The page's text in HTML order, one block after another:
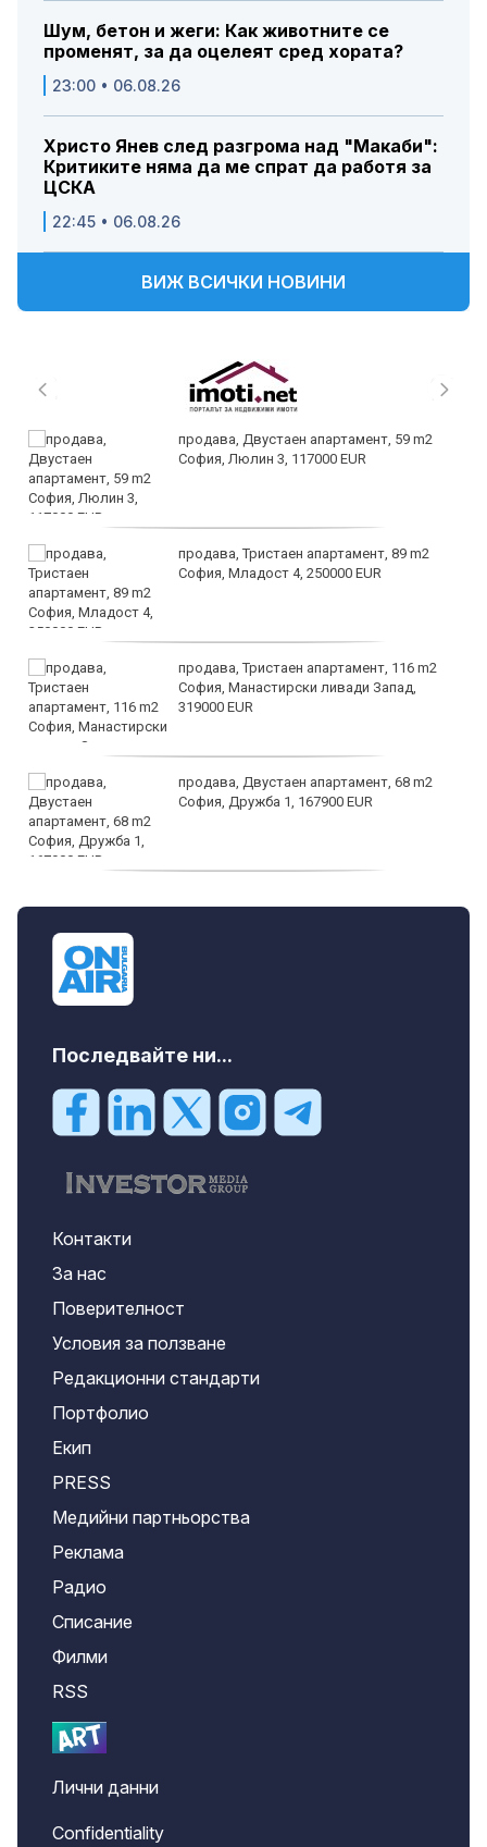
Шум, бетон и жеги: Как животните се
променят, за да оцелеят сред хората?
23:00 • 06.08.26
Христо Янев след разгрома над "Макаби":
Критиките няма да ме спрат да работя за
ЦСКА
22:45 • 06.08.26
ВИЖ ВСИЧКИ НОВИНИ
продава, Двустаен апартамент, 59 m2
София, Люлин 3, 117000 EUR
продава, Тристаен апартамент, 89 m2
София, Младост 4, 250000 EUR
продава, Тристаен апартамент, 116 m2
София, Манастирски ливади Запад,
319000 EUR
продава, Двустаен апартамент, 68 m2
София, Дружба 1, 167900 EUR
Последвайте ни...
Контакти
За нас
Поверителност
Условия за ползване
Редакционни стандарти
Портфолио
Екип
PRESS
Медийни партньорства
Реклама
Радио
Списание
Филми
RSS
Лични данни
Confidentiality